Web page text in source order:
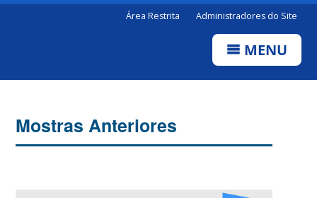
Área Restrita Administradores do Site
MENU
Mostras Anteriores